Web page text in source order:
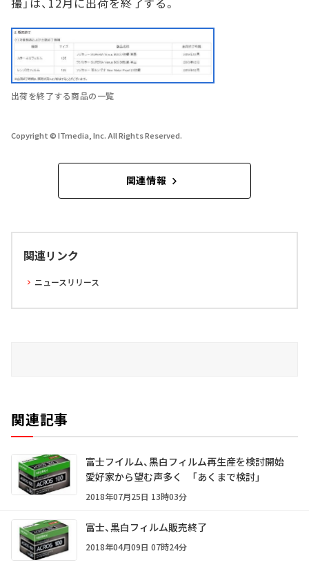
出荷を終了する商品の一覧
Copyright © ITmedia, Inc. All Rights Reserved.
関連情報
関連リンク
ニュースリリース
関連記事
富士フイルム、黒白フィルム再生産を検討開始
愛好家から望む声多く 「あくまで検討」
2018年07月25日 13時03分
富士、黒白フィルム販売終了
2018年04月09日 07時24分